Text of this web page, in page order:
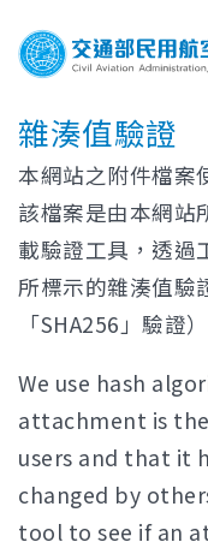
雜湊值驗證
本網站之附件檔案
該檔案是由本網站
載驗證工具，透過
所標示的雜湊值驗
「SHA256」驗證
We use hash
attachment is
users and that it
changed by
tool to see if an